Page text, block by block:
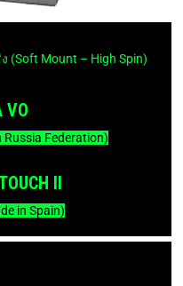
Mount – High Spin)
VO
Federation)
II
in Spain)